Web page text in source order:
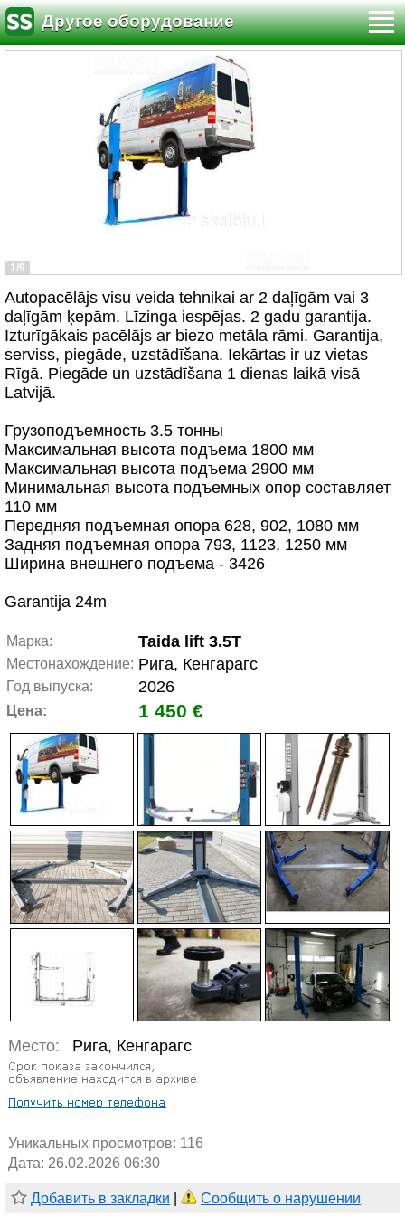
Другое оборудование
1/9
Autopacēlājs visu veida tehnikai ar 2 daļīgām vai 3
daļīgām ķepām. Līzinga iespējas. 2 gadu garantija.
Izturīgākais pacēlājs ar biezo metāla rāmi. Garantija,
serviss, piegāde, uzstādīšana. Iekārtas ir uz vietas
Rīgā. Piegāde un uzstādīšana 1 dienas laikā visā
Latvijā.
Грузоподъемность 3.5 тонны
Максимальная высота подъема 1800 мм
Максимальная высота подъема 2900 мм
Минимальная высота подъемных опор составляет
110 мм
Передняя подъемная опора 628, 902, 1080 мм
Задняя подъемная опора 793, 1123, 1250 мм
Ширина внешнего подъема - 3426
Garantija 24m
Марка: Taida lift 3.5T
Местонахождение: Рига, Кенгарагс
Год выпуска: 2026
Цена: 1 450 €
Место: Рига, Кенгарагс
Уникальных просмотров: 116
Дата: 26.02.2026 06:30
Добавить в закладки Сообщить о нарушении